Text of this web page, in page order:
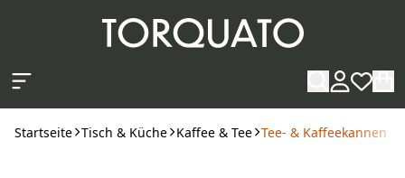
Startseite Tisch & Küche Kaffee & Tee Tee- & Kaffeekannen